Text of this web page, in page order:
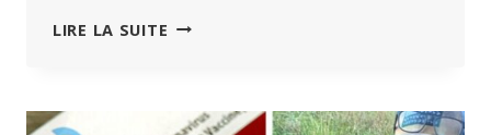
LIRE LA SUITE MERCK
L’ALUMINIUM